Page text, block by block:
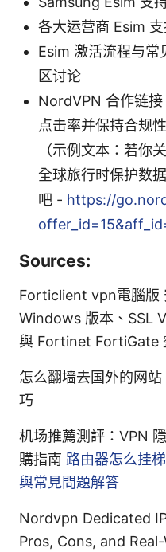
各大运营商 Esim
Esim 激活流程与
区讨论
NordVPN 合作链
点击率并保持合规
（示例文本：若你
全球旅行时保护数
吧 - https://
Sources:
Forticlient vpn電腦版
Windows 版本、SSL
與 Fortinet FortiGate
怎么翻墙去国外的网
巧
机场推薦測評：VPN
購指南 路由器怎么挂
與常見問題解答
Nordvpn Dedicated
Pros, Cons, and